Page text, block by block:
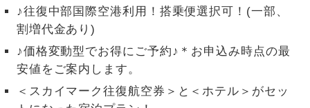
♪往復中部国際空港利用！搭乗便選択可！(一部、
割増代金あり)
♪価格変動型でお得にご予約♪＊お申込み時点の最
安値をご案内します。
＜スカイマーク往復航空券＞と＜ホテル＞がセッ
ホン
をじっくり聞くことができます。
1名様催行
1名様から出発可能な個人型プランで
す。
2名様催行
2名様から出発可能な個人型プランで